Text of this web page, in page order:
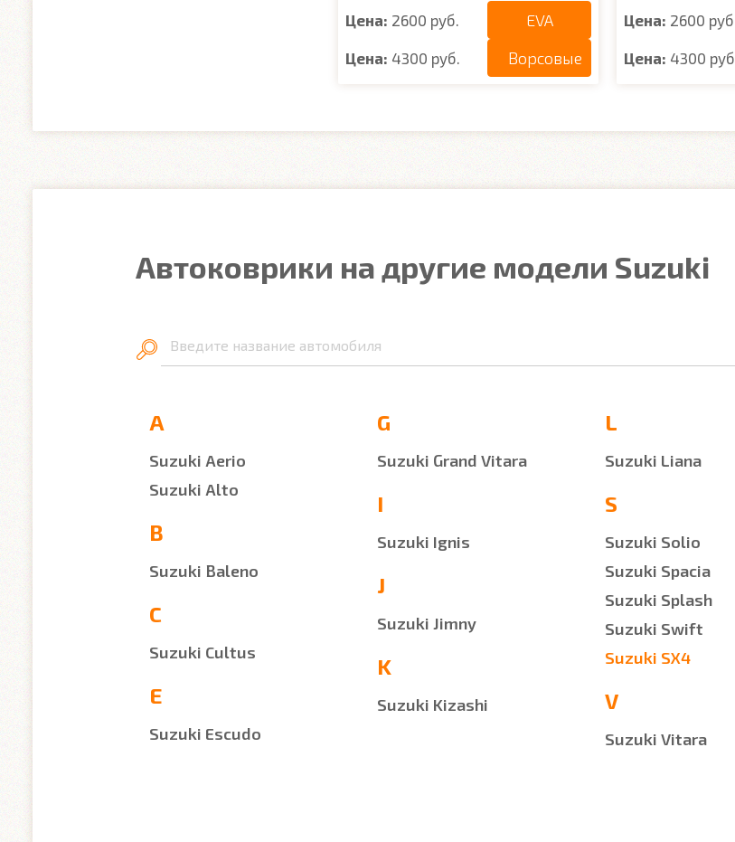
Цена: 2600 руб. EVA
Цена: 4300 руб. Ворсовые
Цена: 2600 руб.
Цена: 4300 руб.
Автоковрики на другие модели Suzuki
Введите название автомобиля
A
Suzuki Aerio
Suzuki Alto
B
Suzuki Baleno
C
Suzuki Cultus
E
Suzuki Escudo
G
Suzuki Grand Vitara
I
Suzuki Ignis
J
Suzuki Jimny
K
Suzuki Kizashi
L
Suzuki Liana
S
Suzuki Solio
Suzuki Spacia
Suzuki Splash
Suzuki Swift
Suzuki SX4
V
Suzuki Vitara